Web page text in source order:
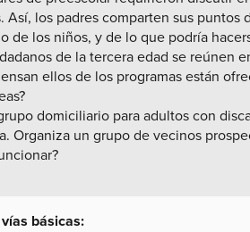
Así, los padres comparten sus puntos
de los niños, y de lo que podría
de la tercera edad se reúnen
ellos de los programas están
domiciliario para adultos con
Organiza un grupo de vecinos
básicas: